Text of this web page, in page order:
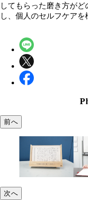
してもらった磨き方が
し、個人のセルフケアを
前へ
次へ